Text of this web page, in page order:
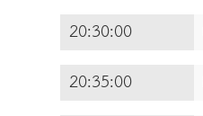
20:30:00
20:35:00